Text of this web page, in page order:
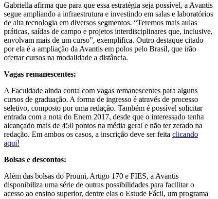
Gabriella afirma que para que essa estratégia seja possível, a Avantis
segue ampliando a infraestrutura e investindo em salas e laboratórios
de alta tecnologia em diversos segmentos. “Teremos mais aulas
práticas, saídas de campo e projetos interdisciplinares que, inclusive,
envolvam mais de um curso”, exemplifica. Outro destaque citado
por ela é a ampliação da Avantis em polos pelo Brasil, que irão
ofertar cursos na modalidade a distância.
Vagas remanescentes:
A Faculdade ainda conta com vagas remanescentes para alguns
cursos de graduação. A forma de ingresso é através de processo
seletivo, composto por uma redação. Também é possível solicitar
entrada com a nota do Enem 2017, desde que o interessado tenha
alcançado mais de 450 pontos na média geral e não ter zerado na
redação. Em ambos os casos, a inscrição deve ser feita clicando
aqui!
Bolsas e descontos:
Além das bolsas do Prouni, Artigo 170 e FIES, a Avantis
disponibiliza uma série de outras possibilidades para facilitar o
acesso ao ensino superior, dentre elas o Estude Fácil, um programa